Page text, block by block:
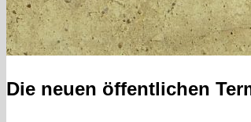
Die neuen öffentlichen